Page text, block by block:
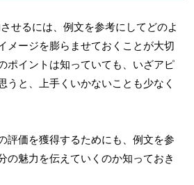
せるには、例文を参考にしてどのよ
メージを膨らませておくことが大切
ポイントは知っていても、いざアピ
うと、上手くいかないことも少なく
評価を獲得するためにも、例文を参
の魅力を伝えていくのか知っておき